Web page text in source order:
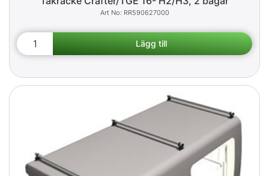
RR590627000